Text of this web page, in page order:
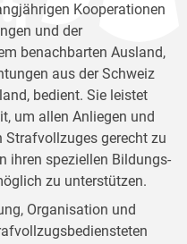
Kooperationen
und der
benachbarten Ausland,
aus der Schweiz
bedient. Sie leistet
um allen Anliegen und
Strafvollzuges gerecht zu
ihren speziellen Bildungs-
zu unterstützen.
Organisation und